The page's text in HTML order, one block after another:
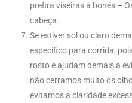
prefira viseiras à bonés –
cabeça.
Se estiver sol ou claro
específico para corrida,
rosto e ajudam demais a
não cerramos muito os
evitamos a claridade